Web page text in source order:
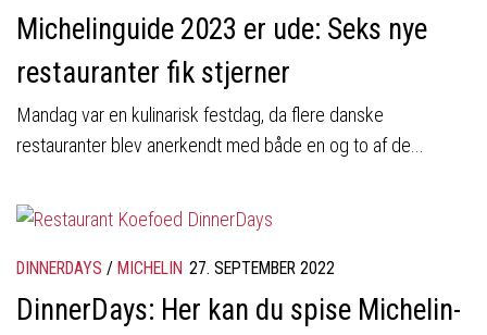
Michelinguide 2023 er ude: Seks nye
restauranter fik stjerner
Mandag var en kulinarisk festdag, da flere danske
restauranter blev anerkendt med både en og to af de...
DINNERDAYS / MICHELIN 27. SEPTEMBER 2022
DinnerDays: Her kan du spise Michelin-